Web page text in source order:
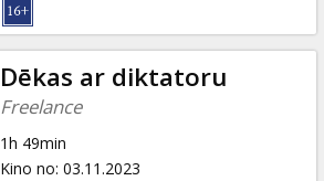
Dēkas ar diktatoru
Freelance
1h 49min
Kino no: 03.11.2023